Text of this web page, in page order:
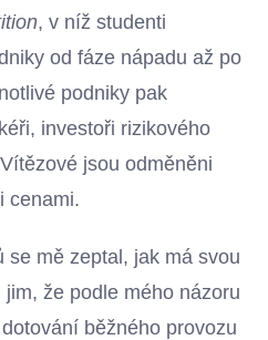
, v níž studenti
od fáze nápadu až po
podniky pak
investoři rizikového
jsou odměněni
cenami.
se mě zeptal, jak má svou
že podle mého názoru
běžného provozu